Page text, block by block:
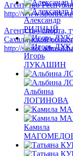
Агентство
http://www.sportrk.ru/
Агентство спорта,
Сахалинской
http://
Александр
РИДНЫЙ
Игорь
ЛУКАШИН
Альбина
ЛОГИНОВА
Камила